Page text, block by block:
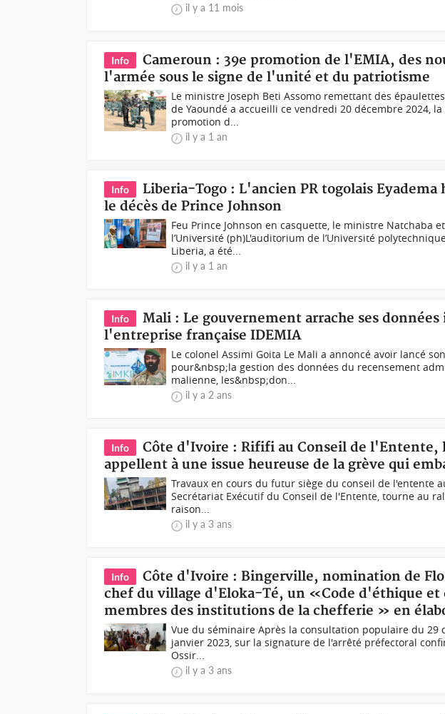
il y a 11 mois
Info
Cameroun : 39e promotion de l'EMIA, des
l'armée sous le signe de l'unité et du patriotisme
Le ministre Joseph Beti Assomo remettant des
de Yaoundé a accueilli ce vendredi 20 décembre 2024,
promotion d...
il y a 1 an
Info
Liberia-Togo : L'ancien PR togolais Eyadema
le décès de Prince Johnson
Feu Prince Johnson en casquette, le ministre Natchaba
l’Université (ph)L'auditorium de l’Université
Liberia, a été...
il y a 1 an
Info
Mali : Le gouvernement arrache ses
l'entreprise française IDEMIA
Le colonel Assimi Goita Le Mali a annoncé avoir lancé
pour&nbsp;la gestion des données du recensement
malienne, les&nbsp;don...
il y a 2 ans
Info
Côte d'Ivoire : Rififi au Conseil de l'Entente,
appellent à une issue heureuse de la grève qui
Travaux en cours du futur siège du conseil de l'entente
Secrétariat Exécutif du Conseil de l'Entente, tourne au
raison...
il y a 3 ans
Info
Côte d'Ivoire : Bingerville, nomination de
chef du village d'Eloka-Té, un «Code d'éthique et
membres des institutions de la chefferie » en
Vue du séminaire Après la consultation populaire du 29
janvier 2023, sur la signature de l'arrêté préfectoral
Ossir...
il y a 3 ans